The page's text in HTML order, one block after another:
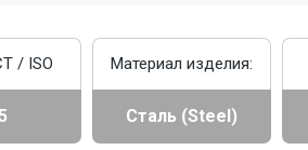
/ ISO Материал изделия:
Сталь (Steel)